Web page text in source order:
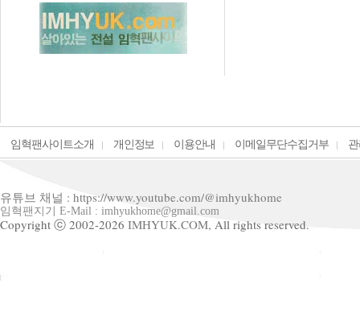
임혁팬사이트소개 개인정보 이용안내 이메일무단수집거부
유튜브 채널 : https://www.youtube.com/@imhyukhome
임혁팬지기 E-Mail : imhyukhome@gmail.com
Copyright ⓒ 2002-2026 IMHYUK.COM, All rights reserved.